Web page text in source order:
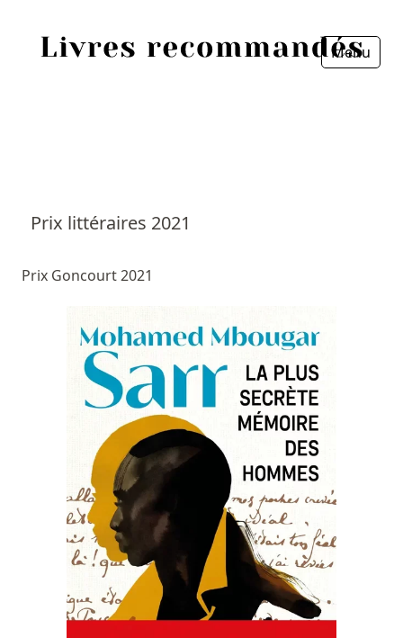
Menu
Prix littéraires 2021
Prix Goncourt 2021
Livres les plus recommandés
Prix littéraires
Fermer